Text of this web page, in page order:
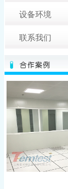
设备环境
联系我们